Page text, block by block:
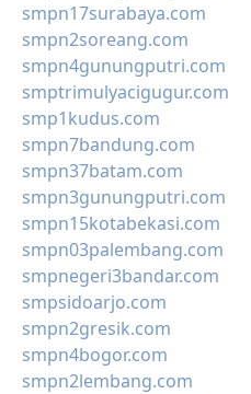
smpn17surabaya.com
smpn2soreang.com
smpn4gunungputri.com
smptrimulyacigugur.com
smp1kudus.com
smpn7bandung.com
smpn37batam.com
smpn3gunungputri.com
smpn15kotabekasi.com
smpn03palembang.com
smpnegeri3bandar.com
smpsidoarjo.com
smpn2gresik.com
smpn4bogor.com
smpn2lembang.com